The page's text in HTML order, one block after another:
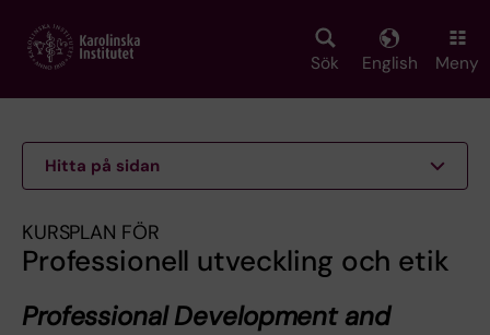
main
Sök English Meny
Hitta på sidan
KURSPLAN FÖR
Professionell utveckling och etik
Professional Development and